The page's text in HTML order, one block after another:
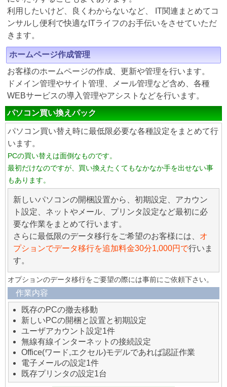
利用したいけど、良くわからないなど、 IT関連まとめてコ
ンサルし便利で快適なITライフのお手伝いをさせていただ
きます。
ホームページ作成管理
お客様のホームページの作成、更新や管理を行います。
ドメイン管理やサイト管理、メール管理など含め、各種
WEBサービスの導入管理やアシストなどを行います。
パソコン買い換えパック
パソコン買い替え時に最低限必要な各種設定をまとめて行
います。
PCの買い替えは面倒なものです。
最初だけなのですが、買い換えたくてもなかなか手を出せない事
もあります。
新しいパソコンの開梱設置から、初期設定、アカウン
ト設定、ネットやメール、プリンタ設定など最初に必
要な作業をまとめて行います。
さらに最低限のデータ移行をご希望のお客様には、 オ
プションでデータ移行を追加料金30分1,000円で行いま
す。
オプションのデータ移行をご要望の際には事前にご依頼下さい。
作業内容
既存のPCの撤去移動
新しいPCの開梱と設置と初期設定
ユーザアカウント設定1件
無線有線インターネットの接続設定
Office(ワード,エクセル)モデルであれば認証作業
電子メールの設定1件
既存プリンタの設定1台